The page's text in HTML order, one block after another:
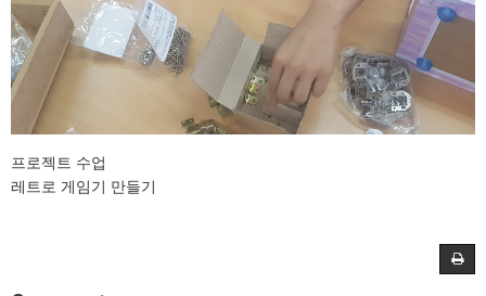
프로젝트 수업
레트로 게임기 만들기